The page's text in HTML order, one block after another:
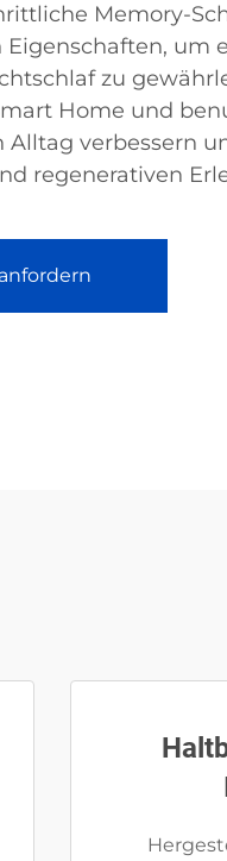
Memory-
um
zu
Home und
verbessern
regenerativen